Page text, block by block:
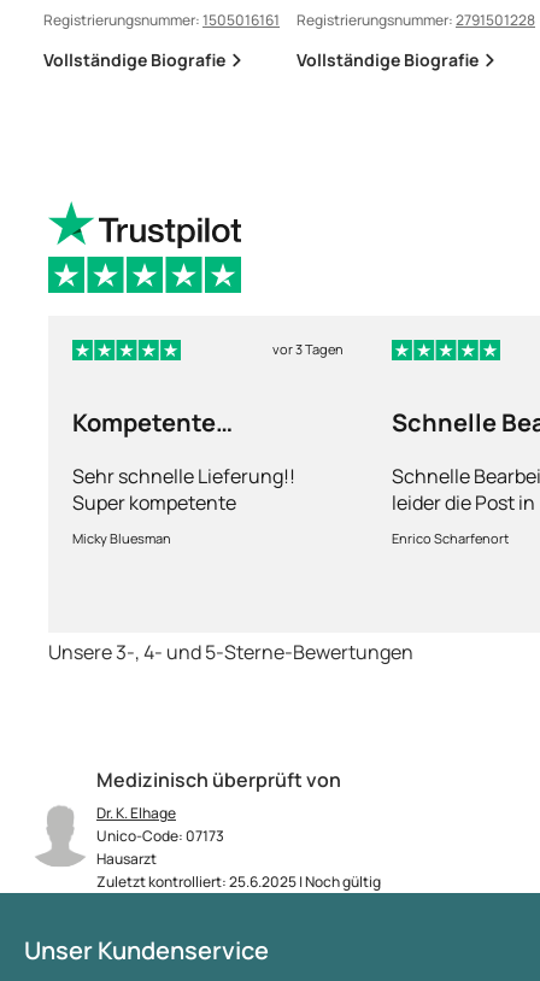
Medizinisch überprüft von
Dr. K. Elhage
Unico-Code: 07173
Hausarzt
Zuletzt kontrolliert: 25.6.2025 | Noch gültig
Registrierungsnummer:1505016161
Vollständige Biografie
Registrierungsnummer:2791501228
Vollständige Biografie
vor 3 Tagen
Kompetente
Sehr schnelle Lieferung!!
Super kompetente
Abhandlung!
Micky Bluesman
Schnelle
Schnelle
leider die Post
kriegt es nicht
dauert obwohl
Enrico Scharfenort
Unsere 3-, 4- und 5-Sterne-Bewertungen
Unser Kundenservice